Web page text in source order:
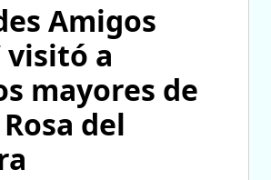
Amigos
visitó a
mayores de
del